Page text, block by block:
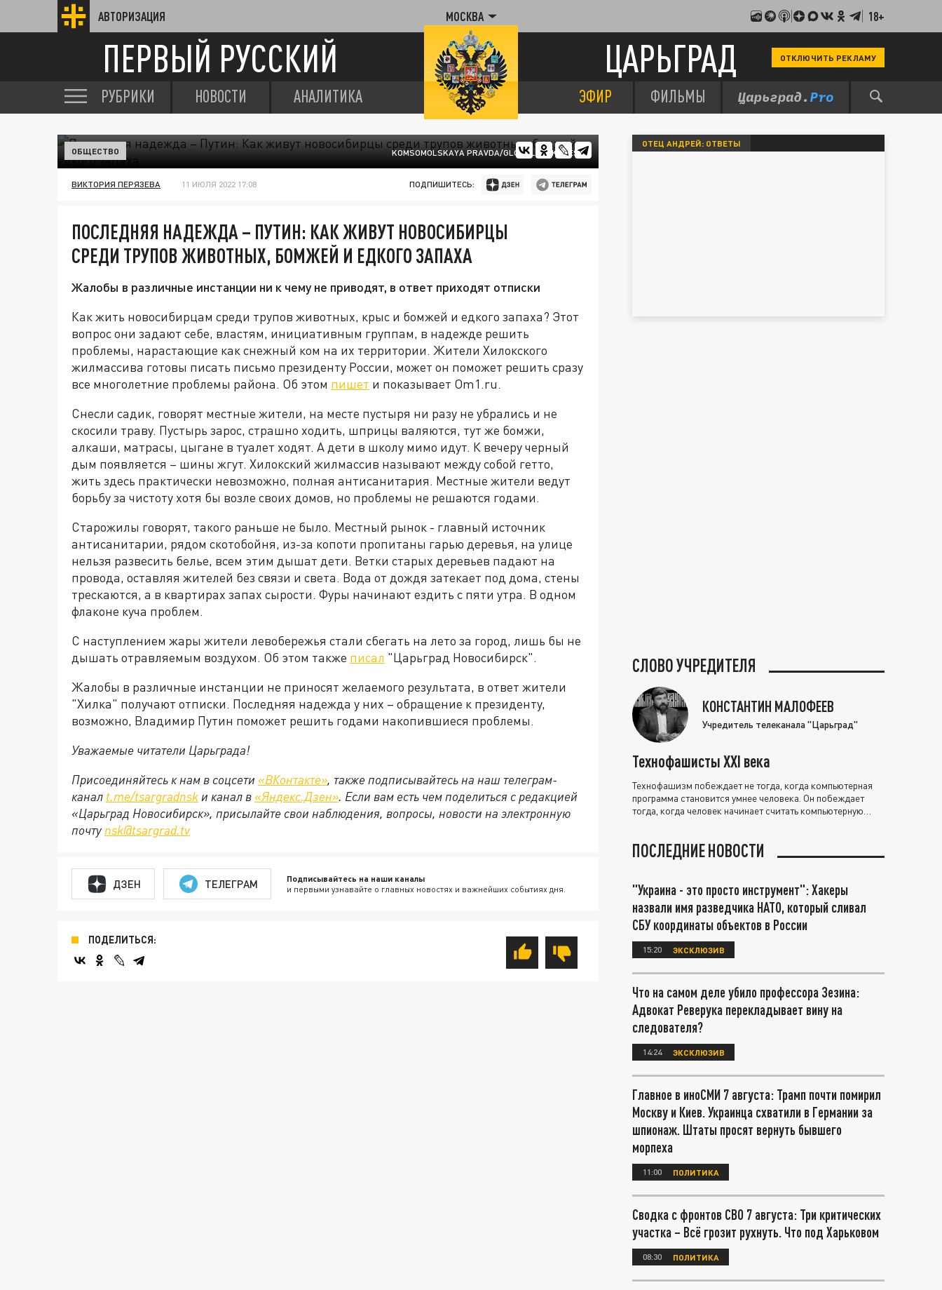
АВТОРИЗАЦИЯ МОСКВА 18+
ПЕРВЫЙ РУССКИЙ ЦАРЬГРАД ОТКЛЮЧИТЬ РЕКЛАМУ
РУБРИКИ НОВОСТИ АНАЛИТИКА ЭФИР ФИЛЬМЫ
KOMSOMOLSKAYA PRAVDA/GLOBALLOOKPRESS
ОБЩЕСТВО
ВИКТОРИЯ ПЕРЯЗЕВА 11 ИЮЛЯ 2022 17:08 ПОДПИШИТЕСЬ:
ПОСЛЕДНЯЯ НАДЕЖДА – ПУТИН: КАК ЖИВУТ НОВОСИБИРЦЫ
СРЕДИ ТРУПОВ ЖИВОТНЫХ, БОМЖЕЙ И ЕДКОГО ЗАПАХА
Жалобы в различные инстанции ни к чему не приводят, в ответ приходят отписки
Как жить новосибирцам среди трупов животных, крыс и бомжей и едкого запаха? Этот
вопрос они задают себе, властям, инициативным группам, в надежде решить
проблемы, нарастающие как снежный ком на их территории. Жители Хилокского
жилмассива готовы писать письмо президенту России, может он поможет решить сразу
все многолетние проблемы района. Об этом пишет и показывает Om1.ru.
Снесли садик, говорят местные жители, на месте пустыря ни разу не убрались и не
скосили траву. Пустырь зарос, страшно ходить, шприцы валяются, тут же бомжи,
алкаши, матрасы, цыгане в туалет ходят. А дети в школу мимо идут. К вечеру черный
дым появляется – шины жгут. Хилокский жилмассив называют между собой гетто,
жить здесь практически невозможно, полная антисанитария. Местные жители ведут
борьбу за чистоту хотя бы возле своих домов, но проблемы не решаются годами.
Старожилы говорят, такого раньше не было. Местный рынок - главный источник
антисанитарии, рядом скотобойня, из-за копоти пропитаны гарью деревья, на улице
нельзя развесить белье, всем этим дышат дети. Ветки старых деревьев падают на
провода, оставляя жителей без связи и света. Вода от дождя затекает под дома, стены
трескаются, а в квартирах запах сырости. Фуры начинают ездить с пяти утра. В одном
флаконе куча проблем.
С наступлением жары жители левобережья стали сбегать на лето за город, лишь бы не
дышать отравляемым воздухом. Об этом также писал "Царьград Новосибирск".
Жалобы в различные инстанции не приносят желаемого результата, в ответ жители
"Хилка" получают отписки. Последняя надежда у них – обращение к президенту,
возможно, Владимир Путин поможет решить годами накопившиеся проблемы.
Уважаемые читатели Царьграда!
Присоединяйтесь к нам в соцсети «ВКонтакте», также подписывайтесь на наш телеграм-
канал t.me/tsargradnsk и канал в «Яндекс.Дзен». Если вам есть чем поделиться с редакцией
«Царьград Новосибирск», присылайте свои наблюдения, вопросы, новости на электронную
почту nsk@tsargrad.tv
ДЗЕН ТЕЛЕГРАМ Подписывайтесь на наши каналы
и первыми узнавайте о главных новостях и важнейших событиях дня.
ПОДЕЛИТЬСЯ:
ОТЕЦ АНДРЕЙ: ОТВЕТЫ
СЛОВО УЧРЕДИТЕЛЯ
КОНСТАНТИН МАЛОФЕЕВ
Учредитель телеканала "Царьград"
Технофашисты XXI века
Технофашизм побеждает не тогда, когда компьютерная
программа становится умнее человека. Он побеждает
тогда, когда человек начинает считать компьютерную
ПОСЛЕДНИЕ НОВОСТИ
"Украина - это просто инструмент": Хакеры
назвали имя разведчика НАТО, который сливал
СБУ координаты объектов в России
15:20 ЭКСКЛЮЗИВ
Что на самом деле убило профессора Зезина:
Адвокат Реверука перекладывает вину на
следователя?
14:24 ЭКСКЛЮЗИВ
Главное в иноСМИ 7 августа: Трамп почти помирил
Москву и Киев. Украинца схватили в Германии за
шпионаж. Штаты просят вернуть бывшего
морпеха
11:00 ПОЛИТИКА
Сводка с фронтов СВО 7 августа: Три критических
участка – Всё грозит рухнуть. Что под Харьковом
08:30 ПОЛИТИКА